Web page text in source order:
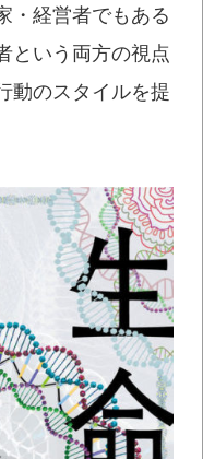
・経営者でもある
という両方の視点
動のスタイルを提